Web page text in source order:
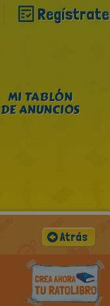
Regístrate
MI TABLÓN
DE ANUNCIOS
Atrás